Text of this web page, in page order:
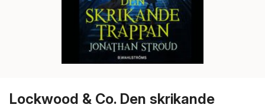
Lockwood & Co. Den skrikande